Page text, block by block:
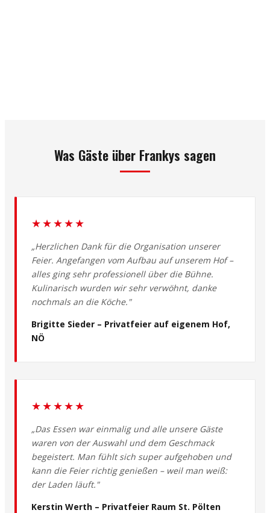
Was Gäste über Frankys sagen
★★★★★
„Herzlichen Dank für die Organisation unserer
Feier. Angefangen vom Aufbau auf unserem Hof –
alles ging sehr professionell über die Bühne.
Kulinarisch wurden wir sehr verwöhnt, danke
nochmals an die Köche."
Brigitte Sieder – Privatfeier auf eigenem Hof,
NÖ
★★★★★
„Das Essen war einmalig und alle unsere Gäste
waren von der Auswahl und dem Geschmack
begeistert. Man fühlt sich super aufgehoben und
kann die Feier richtig genießen – weil man weiß:
der Laden läuft."
Kerstin Werth – Privatfeier Raum St. Pölten